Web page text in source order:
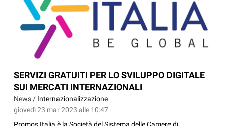
SERVIZI GRATUITI PER LO SVILUPPO DIGITALE
SUI MERCATI INTERNAZIONALI
News / Internazionalizzazione
giovedì 23 mar 2023 alle 10:47
Promos Italia è la Società del Sistema delle Camere di